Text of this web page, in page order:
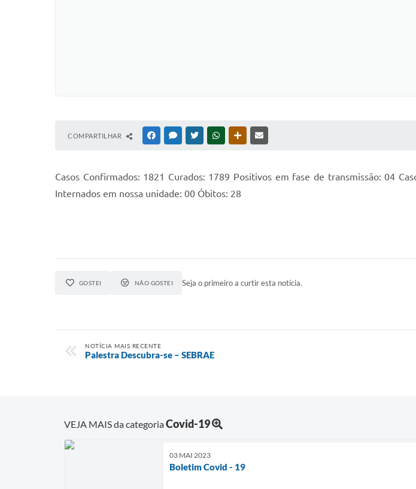
COMPARTILHAR FACEBOOKMESSENGER
TWITTERWHATSAPPOUTRAS MÍDIAS
Casos Confirmados: 1821 Curados: 1789 Positivos em fase de transmissão: 04
Internados em nossa unidade: 00 Óbitos: 28
GOSTEI NÃO GOSTEI Seja o primeiro a curtir esta notícia.
NOTÍCIA MAIS RECENTE
Palestra Descubra-se – SEBRAE
VEJA MAIS da categoriaCovid-19
03 MAI 2023
Boletim Covid - 19